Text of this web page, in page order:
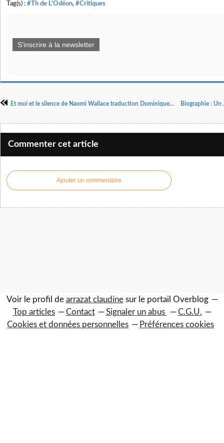
Tag(s) : #Th de L'Odéon, #Critiques
S'inscrire à la newsletter
Et moi et le silence de Naomi Wallace traduction Dominique Hollier mise en scène René Loyon
Commenter cet article
Ajouter un commentaire
Voir le profil de arrazat claudinesur le portail Overblog
Top articles
Contact Signaler un abus
C.G.U.
Cookies et données personnelles
Préférences cookies